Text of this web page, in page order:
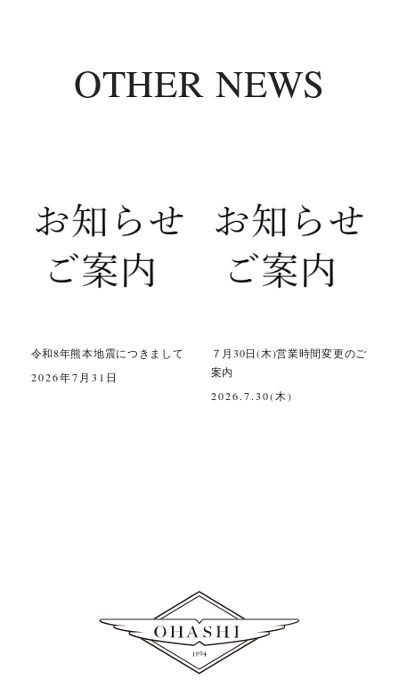
OTHER NEWS
令和8年熊本地震につきまして
2026年7月31日
７月30日(木)営業時間変更のご
案内
2026.7.30(木)